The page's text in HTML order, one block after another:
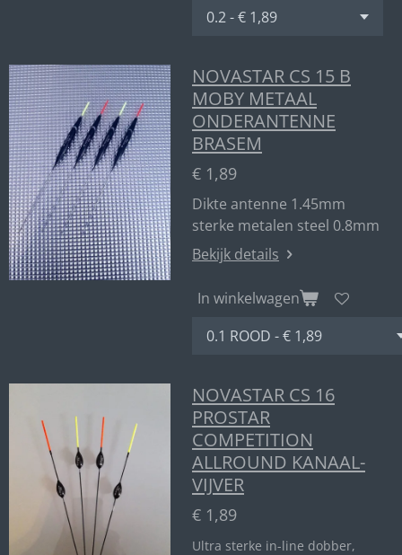
NOVASTAR CS 15 B
MOBY METAAL
ONDERANTENNE
BRASEM
€ 1,89
Dikte antenne 1.45mm
sterke metalen steel 0.8mm
Bekijk details
In winkelwagen
NOVASTAR CS 16
PROSTAR
COMPETITION
ALLROUND KANAAL-
VIJVER
€ 1,89
Ultra sterke in-line dobber,